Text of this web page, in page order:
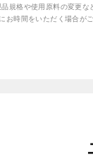
規格や使用原料の変更な
時間をいただく場合が